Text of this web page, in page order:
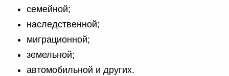
семейной;
наследственной;
миграционной;
земельной;
автомобильной и других.